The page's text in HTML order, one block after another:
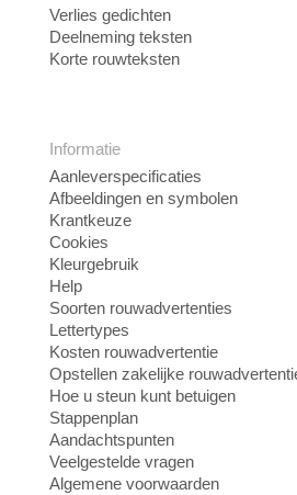
Verlies gedichten
Deelneming teksten
Korte rouwteksten
Informatie
Aanleverspecificaties
Afbeeldingen en symbolen
Krantkeuze
Cookies
Kleurgebruik
Help
Soorten rouwadvertenties
Lettertypes
Kosten rouwadvertentie
Opstellen zakelijke
Hoe u steun kunt betuigen
Stappenplan
Aandachtspunten
Veelgestelde vragen
Algemene voorwaarden